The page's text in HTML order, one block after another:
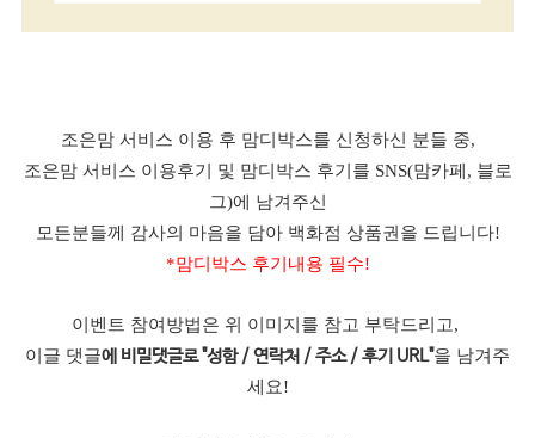
조은맘 서비스 이용 후 맘디박스를 신청하신 분들 중,
조은맘 서비스 이용후기 및 맘디박스 후기를 SNS(맘카페, 블로
그)에 남겨주신
모든분들께 감사의 마음을 담아 백화점 상품권을 드립니다!
*맘디박스 후기내용 필수!
이벤트 참여방법은 위 이미지를 참고 부탁드리고,
이글 댓글에 비밀댓글로 "성함 / 연락처 / 주소 / 후기 URL"을 남겨주
세요!